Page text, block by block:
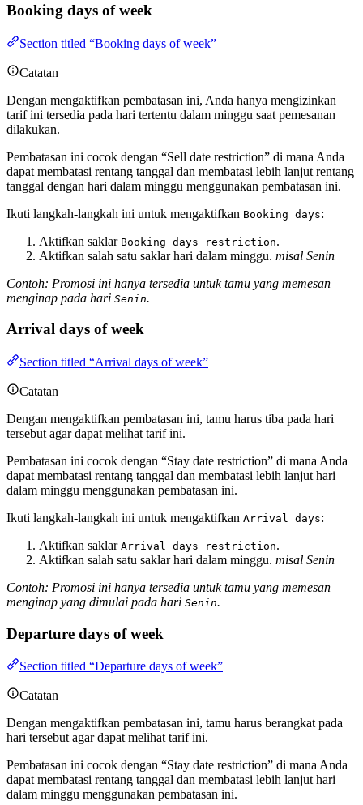
Booking days of week
Section titled “Booking days of week”
Catatan
Dengan mengaktifkan pembatasan ini, Anda hanya mengizinkan
tarif ini tersedia pada hari tertentu dalam minggu saat pemesanan
dilakukan.
Pembatasan ini cocok dengan “Sell date restriction” di mana Anda
dapat membatasi rentang tanggal dan membatasi lebih lanjut rentang
tanggal dengan hari dalam minggu menggunakan pembatasan ini.
Ikuti langkah-langkah ini untuk mengaktifkan Booking days:
Aktifkan saklar Booking days restriction.
Aktifkan salah satu saklar hari dalam minggu. misal Senin
Contoh: Promosi ini hanya tersedia untuk tamu yang memesan
menginap pada hari Senin.
Arrival days of week
Section titled “Arrival days of week”
Catatan
Dengan mengaktifkan pembatasan ini, tamu harus tiba pada hari
tersebut agar dapat melihat tarif ini.
Pembatasan ini cocok dengan “Stay date restriction” di mana Anda
dapat membatasi rentang tanggal dan membatasi lebih lanjut hari
dalam minggu menggunakan pembatasan ini.
Ikuti langkah-langkah ini untuk mengaktifkan Arrival days:
Aktifkan saklar Arrival days restriction.
Aktifkan salah satu saklar hari dalam minggu. misal Senin
Contoh: Promosi ini hanya tersedia untuk tamu yang memesan
menginap yang dimulai pada hari Senin.
Departure days of week
Section titled “Departure days of week”
Catatan
Dengan mengaktifkan pembatasan ini, tamu harus berangkat pada
hari tersebut agar dapat melihat tarif ini.
Pembatasan ini cocok dengan “Stay date restriction” di mana Anda
dapat membatasi rentang tanggal dan membatasi lebih lanjut hari
dalam minggu menggunakan pembatasan ini.